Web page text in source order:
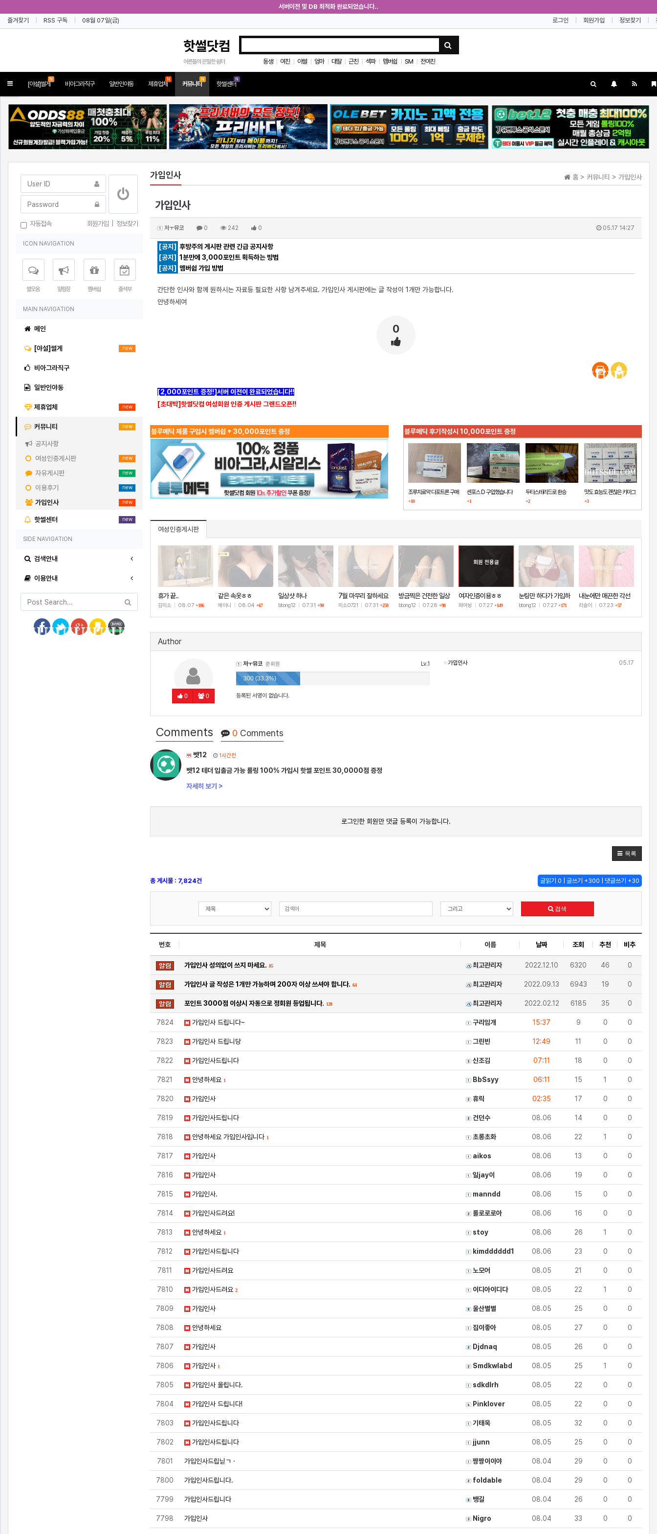
서버이전 및 DB 최적화 완료되었습니다..
즐겨찾기
RSS 구독 08월 07일(금) 로그인 회원가입 정보찾기
핫썰닷컴
어른들의 은밀한 쉼터 동생 여친 야썰 엄마 대딸 근친 섹파 멤버쉽 SM 전여친
Toggle[야설]썰게
N
비아그라직구 일반인야동 제휴업체
N
커뮤니티
N
핫썰센터
N
홈 > 커뮤니티 > 가입인사
가입인사
가입인사
저ㅜ뮤코 0 242 0 05.17 14:27
[공지] 후방주의 게시판 관련 긴급 공지사항
[공지] 1분만에 3,000포인트 획득하는 방법
[공지]
멤버쉽 가입 방법
간단한 인사와 함께 원하시는 자료등 필요한 사항 남겨주세요. 가입인사 게시판에는 글 작성이 1개만 가능합니다.
안녕하세여
0
[2,000포인트 증정!]서버 이전이 완료되었습니다!!
[초대박]핫썰닷컴 여성회원 인증 게시판 그랜드오픈!!
블루메딕 제품 구입시 멤버쉽 + 30,000포인트 증정 블루메딕 후기작성시 10,000포인트 증정
조루치료약 다포트론 구매
했습니다
+10
센포스 D 구입했습니다
+1
두타스테리드로 환승
+2
맛도 효능도 괜찮은 카마그
라
+3
여성인증게시판
휴가 끝..
김미소 08.07 +106
같은 속옷ㅎㅎ
예이니 08.04 +67
일상샷 하나
bbong12 07.31 +90
7월 마무리 잘하세요
🫶
미소0721 07.31 +258
방금찍은 건전한 일상
샷
bbong12 07.28 +90
회원 전용글
여자인증이용ㅎㅎ
화여뉭 07.27 +149
눈팅만 하다가 가입하
고 인증!
bbong12 07.27 +171
내눈에만 매끈한 각선
미
리슬이 07.23 +57
Author
0 0
Lv.1
저ㅜ뮤코 준회원
300 (33.3%)
등록된 서명이 없습니다.
05.17
가입인사
Comments 0 Comments
벳12 1시간전
벳12 테더 입출금 가능 롤링 100% 가입시 핫썰 포인트 30,0000점 증정
자세히 보기 >
로그인한 회원만 댓글 등록이 가능합니다.
목록
글읽기 0 | 글쓰기 +300 | 댓글쓰기 +30
총 게시물 : 7,824건
검색
번호 제목 이름 날짜 조회 추천 비추
가입인사 성의없이 쓰지 마세요. 85 최고관리자 2022.12.10 6320 46 0
가입인사 글 작성은 1개만 가능하며 200자 이상 쓰셔야 합니다. 64 최고관리자 2022.09.13 6943 19 0
포인트 3000점 이상시 자동으로 정회원 등업됩니다. 128 최고관리자 2022.02.12 6185 35 0
7824 가입인사 드립니다~ 구리임개 15:37 9 0 0
7823 가입인사 드립니당 그린빈 12:49 11 0 0
7822 가입인사드립니다 신조김 07:11 18 0 0
7821 안녕하세요 1 BbSsyy 06:11 15 1 0
7820 가입인사 휴릭 02:35 17 0 0
7819 가입인사드립니다 건던수 08.06 14 0 0
7818 안녕하세요 가입인사입니다 1 초롱초화 08.06 22 1 0
7817 가입인사 aikos 08.06 13 0 0
7816 가입인사 일jay이 08.06 19 0 0
7815 가입인사. manndd 08.06 15 0 0
7814 가입인사드려요! 롤로로로아 08.06 16 0 0
7813 안녕하세요 1 stoy 08.06 26 1 0
7812 가입인사드립니다 kimdddddd1 08.06 23 0 0
7811 가입인사드려요 노모어 08.05 21 0 0
7810 가입인사드려요 2 이디아이디다 08.05 22 1 0
7809 가입인사 울산별별 08.05 25 0 0
7808 안녕하세요 집이좋아 08.05 27 0 0
7807 가입인사 Djdnaq 08.05 26 0 0
7806 가입인사 1 Smdkwlabd 08.05 25 1 0
7805 가입인사 올립니다. sdkdlrh 08.05 22 0 0
7804 가입인사 드립니다! Pinklover 08.05 22 0 0
7803 가입인사드립니다 기태욱 08.05 32 0 0
7802 가입인사드립니다 jjunn 08.05 25 0 0
7801 가입인사드립닏ㄱㆍ 짱짱이이야 08.04 29 0 0
7800 가입인사드립니다. foldable 08.04 29 0 0
7799 가입인사드립니다 뱅길 08.04 26 0 0
7798 가입인사 Nigro 08.04 33 0 0
자동접속 회원가입 정보찾기
ICON NAVIGATION
썰모음 알림장 멤버쉽 출석부
MAIN NAVIGATION
메인
[야설]썰게 new
비아그라직구
일반인야동
제휴업체 new
커뮤니티 new
공지사항
new
여성인증게시판
new
자유게시판
new
이용후기
new
가입인사
핫썰센터 new
SIDE NAVIGATION
검색안내
이용안내